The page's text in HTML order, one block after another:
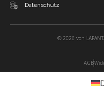
Datenschutz
© 2026 von
AGB